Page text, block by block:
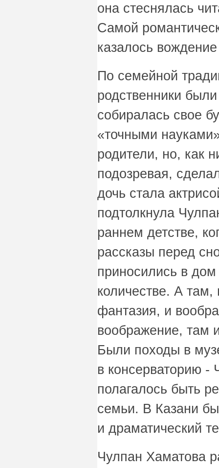
она стеснялась
Самой
казалось
По семейной
родственники
собиралась свое
«точными
родители, но, как
подозревая,
дочь стала
подтолкнула
раннем детстве,
рассказы перед
приносились в
количестве. А там,
фантазия, и
воображение, там
Были походы в
в консерваторию -
полагалось быть
семьи. В Казани
и драматический
Чулпан Хаматова